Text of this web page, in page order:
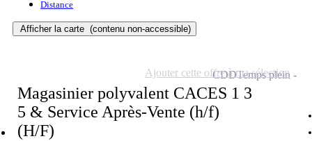
Distance
Afficher la carte (contenu non-accessible)
Magasinier polyvalent CACES 1 3
5 & Service Après-Vente (h/f)
(H/F)
CDDTemps plein
Ajouter cette offre à ma sélection